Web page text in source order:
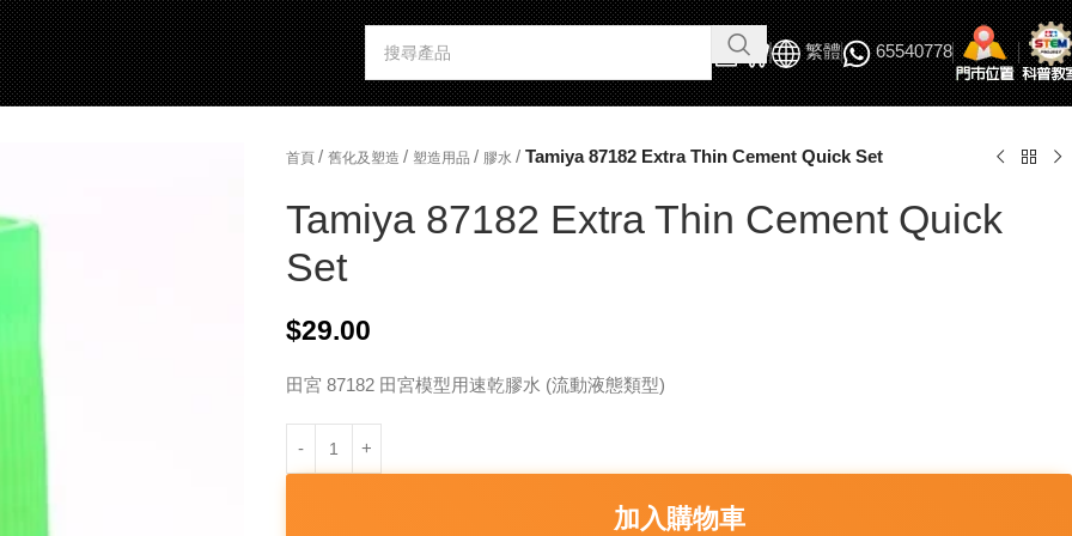
繁體 65540778
首頁 / 舊化及塑造 / 塑造用品 / 膠水 / Tamiya 87182 Extra Thin Cement Quick Set
Tamiya 87182 Extra Thin Cement Quick
Set
$29.00
田宮 87182 田宮模型用速乾膠水 (流動液態類型)
加入購物車